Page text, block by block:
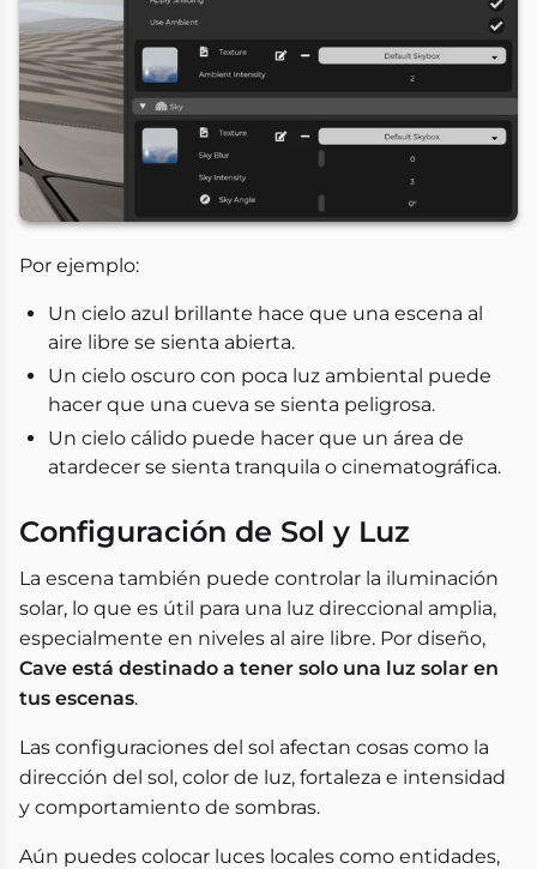
Por ejemplo:
Un cielo azul brillante hace que una escena al
aire libre se sienta abierta.
Un cielo oscuro con poca luz ambiental puede
hacer que una cueva se sienta peligrosa.
Un cielo cálido puede hacer que un área de
atardecer se sienta tranquila o cinematográfica.
Configuración de Sol y Luz
La escena también puede controlar la iluminación
solar, lo que es útil para una luz direccional amplia,
especialmente en niveles al aire libre. Por diseño,
Cave está destinado a tener solo una luz solar en
tus escenas.
Las configuraciones del sol afectan cosas como la
dirección del sol, color de luz, fortaleza e intensidad
y comportamiento de sombras.
Aún puedes colocar luces locales como entidades,